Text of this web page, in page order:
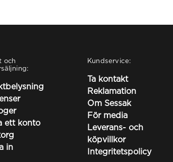
och
ett konto
in
Kundservice:
Ta kontakt
Reklamation
Om Sessak
För media
Leverans- och
köpvillkor
Integritetspolicy